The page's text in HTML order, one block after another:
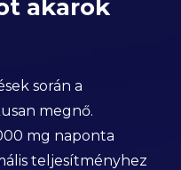
akarok
során a
megnő.
mg naponta
teljesítményhez